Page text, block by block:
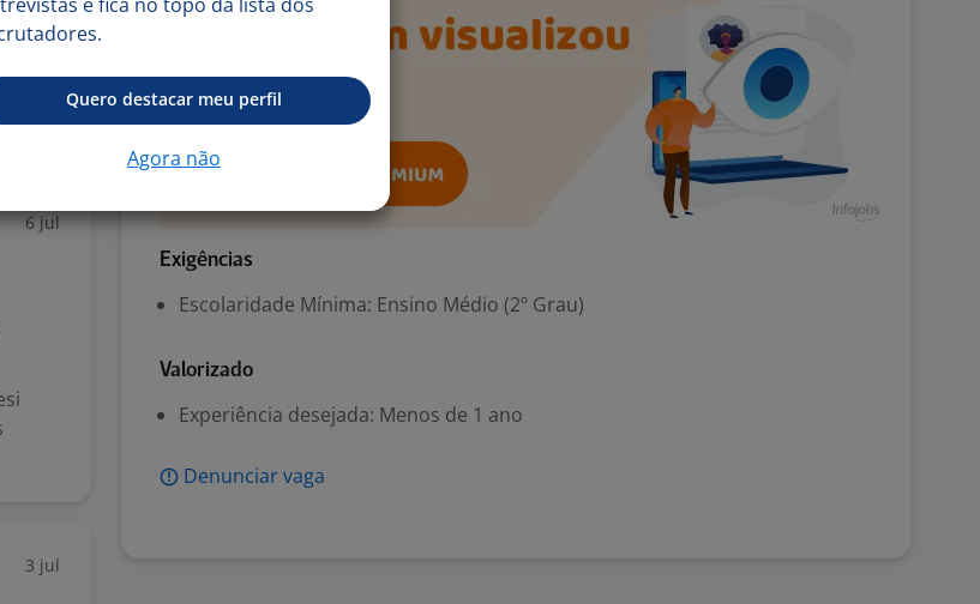
6 jul
3 jul
Exigências
Escolaridade Mínima: Ensino Médio (2º Grau)
Valorizado
Experiência desejada: Menos de 1 ano
Denunciar vaga
Quero destacar meu perfil
Agora não